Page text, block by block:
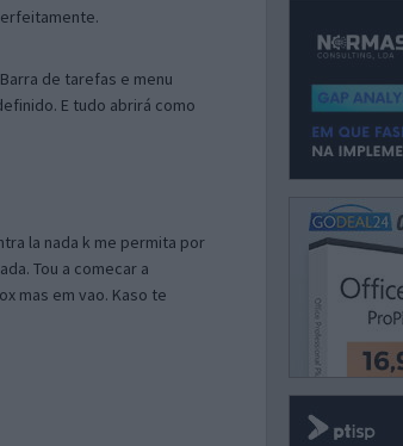
de tarefas e menu
E tudo abrirá como
la nada k me permita por
Tou a comecar a
mas em vao. Kaso te